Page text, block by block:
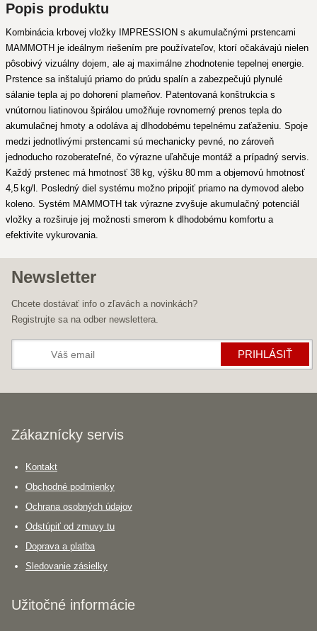
Popis produktu
Kombinácia krbovej vložky IMPRESSION s akumulačnými prstencami
MAMMOTH je ideálnym riešením pre používateľov, ktorí očakávajú nielen
pôsobivý vizuálny dojem, ale aj maximálne zhodnotenie tepelnej energie.
Prstence sa inštalujú priamo do prúdu spalín a zabezpečujú plynulé
sálanie tepla aj po dohorení plameňov. Patentovaná konštrukcia s
vnútornou liatinovou špirálou umožňuje rovnomerný prenos tepla do
akumulačnej hmoty a odoláva aj dlhodobému tepelnému zaťaženiu. Spoje
medzi jednotlivými prstencami sú mechanicky pevné, no zároveň
jednoducho rozoberateľné, čo výrazne uľahčuje montáž a prípadný servis.
Každý prstenec má hmotnosť 38 kg, výšku 80 mm a objemovú hmotnosť
4,5 kg/l. Posledný diel systému možno pripojiť priamo na dymovod alebo
koleno. Systém MAMMOTH tak výrazne zvyšuje akumulačný potenciál
vložky a rozširuje jej možnosti smerom k dlhodobému komfortu a
efektivite vykurovania.
Newsletter
Chcete dostávať info o zľavách a novinkách?
Registrujte sa na odber newslettera.
PRIHLÁSIŤ
Zákaznícky servis
Kontakt
Obchodné podmienky
Ochrana osobných údajov
Odstúpiť od zmuvy tu
Doprava a platba
Sledovanie zásielky
Užitočné informácie